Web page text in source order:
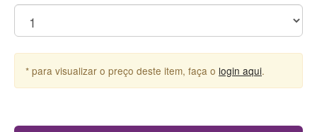
* para visualizar o preço deste item, faça o login aqui.